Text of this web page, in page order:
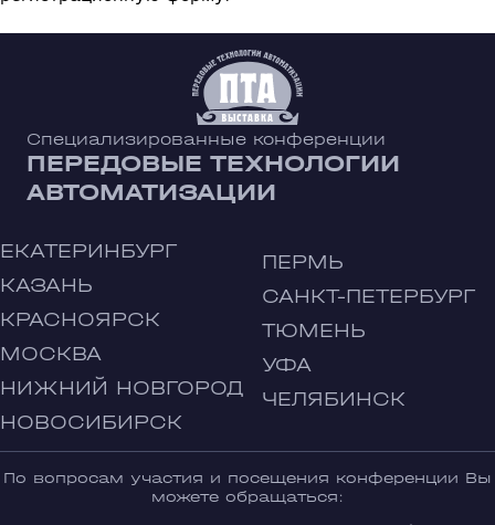
Специализированные конференции
ПЕРЕДОВЫЕ ТЕХНОЛОГИИ
АВТОМАТИЗАЦИИ
ЕКАТЕРИНБУРГ
КАЗАНЬ
КРАСНОЯРСК
МОСКВА
НИЖНИЙ НОВГОРОД
НОВОСИБИРСК
ПЕРМЬ
САНКТ-ПЕТЕРБУРГ
ТЮМЕНЬ
УФА
ЧЕЛЯБИНСК
По вопросам участия и посещения конференции Вы
можете обращаться: